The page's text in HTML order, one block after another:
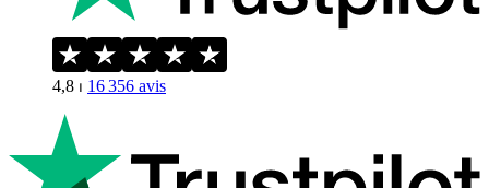
4,8 ⏐ 16 356 avis